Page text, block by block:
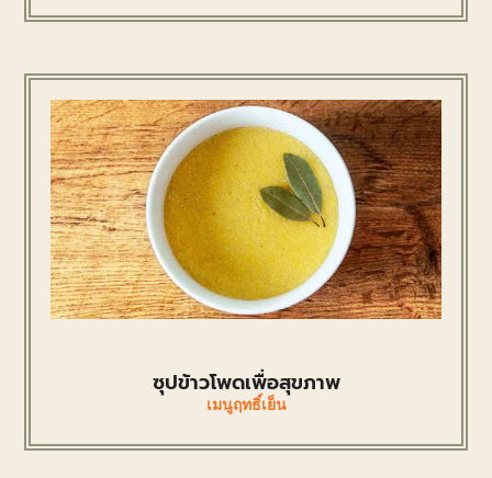
ซุปข้าวโพดเพื่อสุขภาพ
เมนูฤทธิ์เย็น